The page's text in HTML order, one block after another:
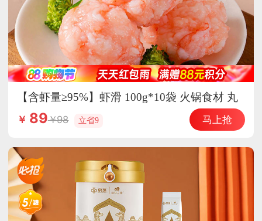
【含虾量≥95%】虾滑 100g*10袋 火锅食材 丸
子 丸料 海鲜水产
￥ 89 98 立省9 马上抢